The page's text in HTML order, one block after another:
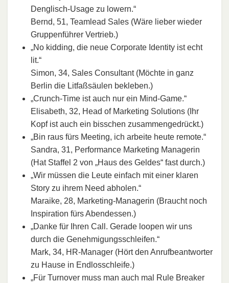
Denglisch-Usage zu lowern.“
Bernd, 51, Teamlead Sales (Wäre lieber wieder
Gruppenführer Vertrieb.)
„No kidding, die neue Corporate Identity ist echt
lit.“
Simon, 34, Sales Consultant (Möchte in ganz
Berlin die Litfaßsäulen bekleben.)
„Crunch-Time ist auch nur ein Mind-Game.“
Elisabeth, 32, Head of Marketing Solutions (Ihr
Kopf ist auch ein bisschen zusammengedrückt.)
„Bin raus fürs Meeting, ich arbeite heute remote.“
Sandra, 31, Performance Marketing Managerin
(Hat Staffel 2 von „Haus des Geldes“ fast durch.)
„Wir müssen die Leute einfach mit einer klaren
Story zu ihrem Need abholen.“
Maraike, 28, Marketing-Managerin (Braucht noch
Inspiration fürs Abendessen.)
„Danke für Ihren Call. Gerade loopen wir uns
durch die Genehmigungsschleifen.“
Mark, 34, HR-Manager (Hört den Anrufbeantworter
zu Hause in Endlosschleife.)
„Für Turnover muss man auch mal Rule Breaker